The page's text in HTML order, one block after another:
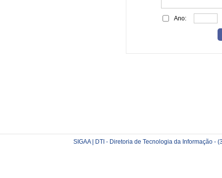
Ano:
SIGAA | DTI - Diretoria de Tecnologia da Informação